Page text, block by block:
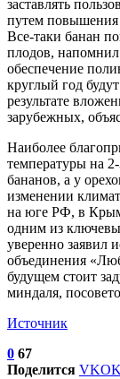
заставлять
путем
Все-таки банан
плодов, напомнил
обеспечение
круглый год
результате
зарубежных,
Наиболее
температуры на
бананов, а у
изменении
на юге РФ, в
одним из
уверенно заявил
объединения
будущем стоит
миндаля,
Источник
0 67
Поделится VK